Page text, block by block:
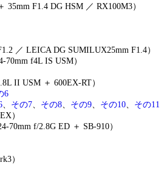
35mm F1.4 DG HSM ／ RX100M3）
／ LEICA DG SUMILUX25mm F1.4）
f4L IS USM）
II USM ＋ 600EX-RT）
6
、 その7、 その8、 その9、 その10、 その11
）
f/2.8G ED ＋ SB-910）
）